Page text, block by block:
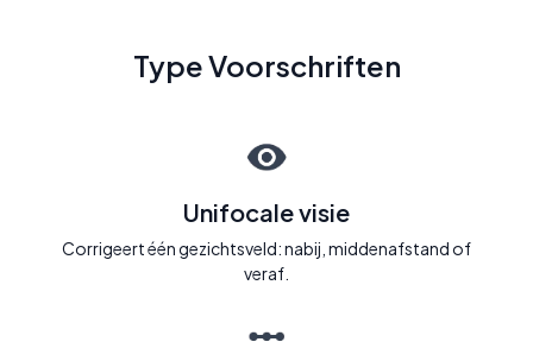
Type Voorschriften
Unifocale visie
Corrigeert één gezichtsveld: nabij, middenafstand of
veraf.